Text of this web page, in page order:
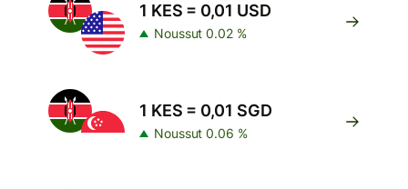
1 KES = 0,01 USD
Noussut 0.02 %
1 KES = 0,01 SGD
Noussut 0.06 %